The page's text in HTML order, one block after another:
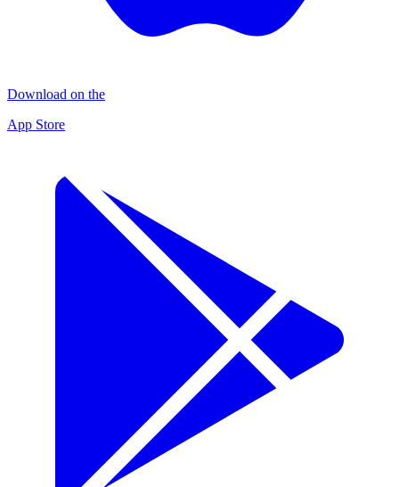
Download on the
App Store